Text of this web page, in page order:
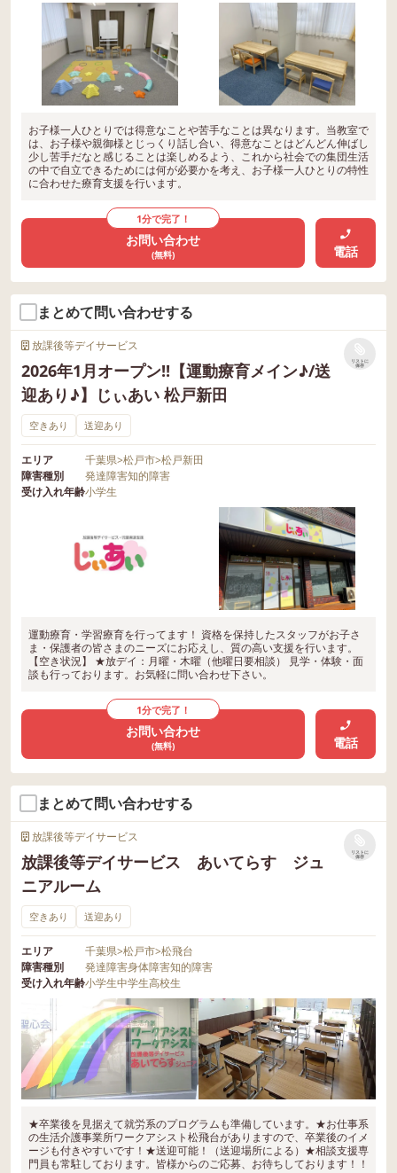
お子様一人ひとりでは得意なことや苦手なことは異なります。当教室で
は、お子様や親御様とじっくり話し合い、得意なことはどんどん伸ばし
少し苦手だなと感じることは楽しめるよう、これから社会での集団生活
の中で自立できるためには何が必要かを考え、お子様一人ひとりの特性
に合わせた療育支援を行います。
1分で完了！
お問い合わせ
(無料) 電話
まとめて問い合わせする
放課後等デイサービス
2026年1月オープン!!【運動療育メイン♪/送
迎あり♪】じぃあい 松戸新田
リストに
保存
空きあり 送迎あり
エリア 千葉県>松戸市>松戸新田
障害種別
発達障害知的障害
受け入れ年齢小学生
運動療育・学習療育を行ってます！ 資格を保持したスタッフがお子さ
ま・保護者の皆さまのニーズにお応えし、質の高い支援を行います。
【空き状況】 ★放デイ：月曜・木曜（他曜日要相談） 見学・体験・面
談も行っております。お気軽に問い合わせ下さい。
1分で完了！
お問い合わせ
(無料) 電話
まとめて問い合わせする
放課後等デイサービス
放課後等デイサービス あいてらす ジュ
ニアルーム
リストに
保存
空きあり 送迎あり
エリア 千葉県>松戸市>松飛台
障害種別
発達障害身体障害知的障害
受け入れ年齢小学生中学生高校生
★卒業後を見据えて就労系のプログラムも準備しています。★お仕事系
の生活介護事業所ワークアシスト松飛台がありますので、卒業後のイメ
ージも付きやすいです！★送迎可能！（送迎場所による）★相談支援専
門員も常駐しております。皆様からのご応募、お待ちしております！！